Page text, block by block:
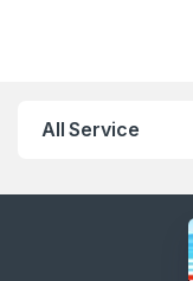
All Service